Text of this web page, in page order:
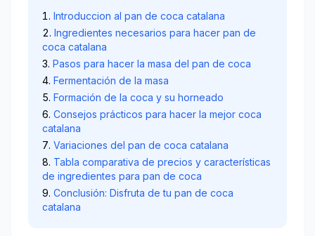
Introduccion al pan de coca catalana
Ingredientes necesarios para hacer pan de
coca catalana
Pasos para hacer la masa del pan de coca
Fermentación de la masa
Formación de la coca y su horneado
Consejos prácticos para hacer la mejor coca
catalana
Variaciones del pan de coca catalana
Tabla comparativa de precios y características
de ingredientes para pan de coca
Conclusión: Disfruta de tu pan de coca
catalana